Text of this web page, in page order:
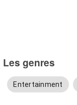
Les genres
Entertainment